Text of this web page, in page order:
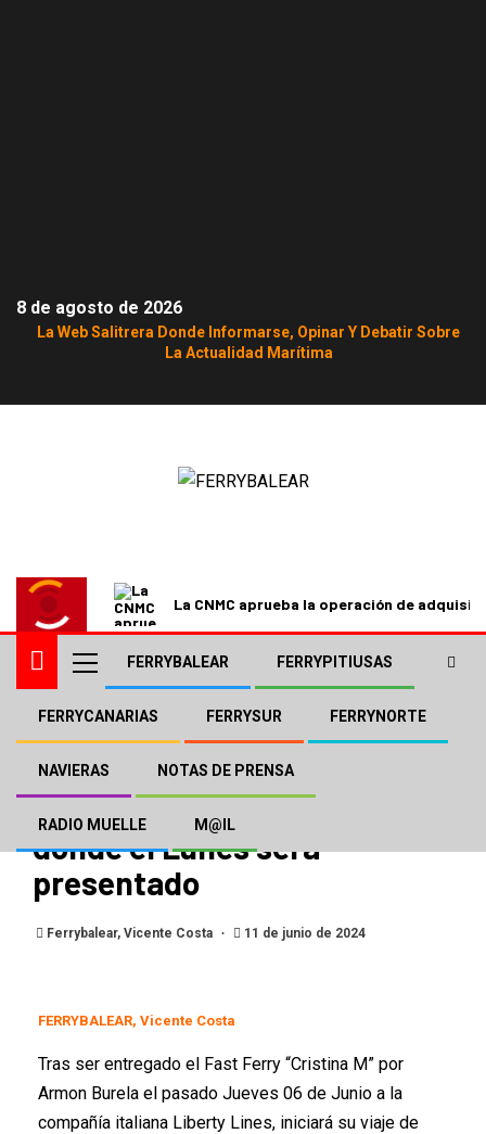
8 de agosto de 2026
La Web Salitrera Donde Informarse, Opinar Y Debatir Sobre
La Actualidad Marítima
La CNMC aprueba la operación de
FERRYBALEAR FERRYPITIUSAS
FERRYCANARIAS FERRYSUR FERRYNORTE
NAVIERAS NOTAS DE PRENSA
RADIO MUELLE M@IL
El «Cristina M» de Liberty
Lines con escala en Ibiza
donde el Lunes será
presentado
Ferrybalear, Vicente Costa 11 de junio de 2024
FERRYBALEAR, Vicente Costa
Tras ser entregado el Fast Ferry “Cristina M” por
Armon Burela el pasado Jueves 06 de Junio a la
compañía italiana Liberty Lines, iniciará su viaje de